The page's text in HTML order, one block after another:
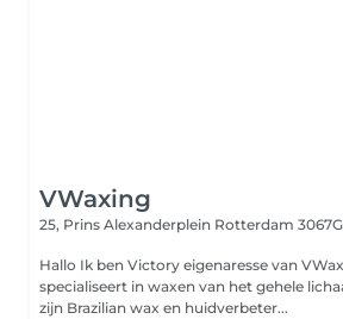
VWaxing
25, Prins Alexanderplein Rotterdam
Hallo Ik ben Victory eigenaresse van
specialiseert in waxen van het gehele
zijn Brazilian wax en huidverbeter...